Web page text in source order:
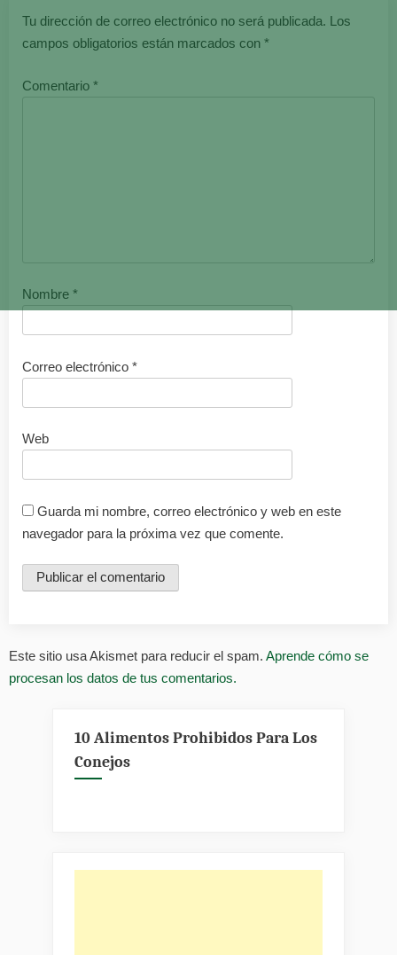
Tu dirección de correo electrónico no será publicada. Los
campos obligatorios están marcados con *
Comentario *
Nombre *
Correo electrónico *
Web
Guarda mi nombre, correo electrónico y web en este
navegador para la próxima vez que comente.
Este sitio usa Akismet para reducir el spam. Aprende cómo se
procesan los datos de tus comentarios.
10 Alimentos Prohibidos Para Los
Conejos